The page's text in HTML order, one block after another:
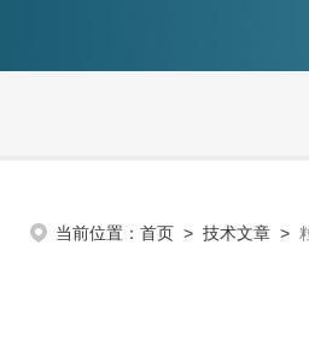
当前位置： 首页 > 技术文章 >